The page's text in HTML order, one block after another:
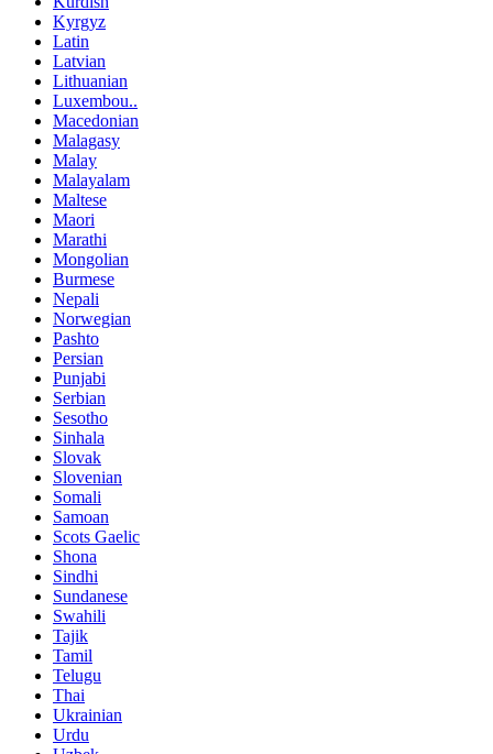
Kyrgyz
Latin
Latvian
Lithuanian
Luxembou..
Macedonian
Malagasy
Malay
Malayalam
Maltese
Maori
Marathi
Mongolian
Burmese
Nepali
Norwegian
Pashto
Persian
Punjabi
Serbian
Sesotho
Sinhala
Slovak
Slovenian
Somali
Samoan
Scots Gaelic
Shona
Sindhi
Sundanese
Swahili
Tajik
Tamil
Telugu
Thai
Ukrainian
Urdu